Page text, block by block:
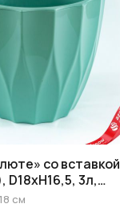
со вставкой
D18xH16,5, 3л,
18 см